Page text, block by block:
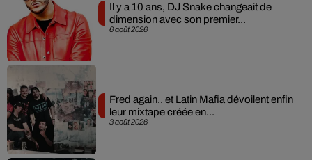
6 août 2026
Il y a 10 ans, DJ Snake changeait de
dimension avec son premier...
3 août 2026
Fred again.. et Latin Mafia dévoilent enfin
leur mixtape créée en...